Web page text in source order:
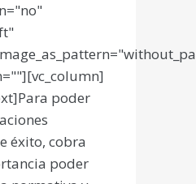
poder
éxito, cobra
poder